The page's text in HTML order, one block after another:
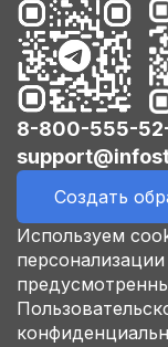
8-800-555-
Создать
Используем